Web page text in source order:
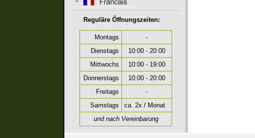
Reguläre Öffnungszeiten:
Montags
-
Dienstags
10:00 - 20:00
Mittwochs
10:00 - 19:00
Donnerstags
10:00 - 20:00
Freitags
-
Samstags
ca. 2x / Monat
und nach Vereinbarung